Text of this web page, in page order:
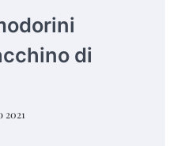
di
2021